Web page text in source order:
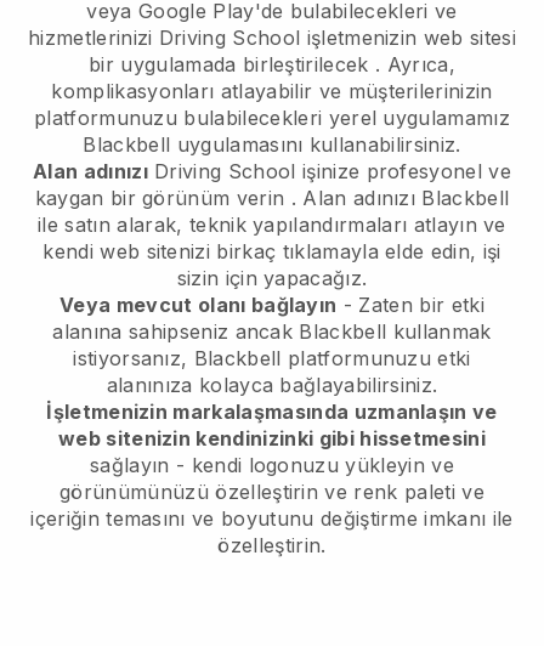
veya Google Play'de bulabilecekleri ve
hizmetlerinizi Driving School işletmenizin web sitesi
bir uygulamada birleştirilecek . Ayrıca,
komplikasyonları atlayabilir ve müşterilerinizin
platformunuzu bulabilecekleri yerel uygulamamız
Blackbell uygulamasını kullanabilirsiniz.
Alan adınızı Driving School işinize profesyonel ve
kaygan bir görünüm verin . Alan adınızı Blackbell
ile satın alarak, teknik yapılandırmaları atlayın ve
kendi web sitenizi birkaç tıklamayla elde edin, işi
sizin için yapacağız.
Veya mevcut olanı bağlayın - Zaten bir etki
alanına sahipseniz ancak Blackbell kullanmak
istiyorsanız, Blackbell platformunuzu etki
alanınıza kolayca bağlayabilirsiniz.
İşletmenizin markalaşmasında uzmanlaşın ve
web sitenizin kendinizinki gibi hissetmesini
sağlayın - kendi logonuzu yükleyin ve
görünümünüzü özelleştirin ve renk paleti ve
içeriğin temasını ve boyutunu değiştirme imkanı ile
özelleştirin.